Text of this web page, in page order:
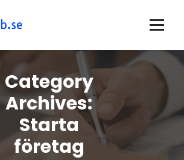
Category
Archives:
Starta
företag